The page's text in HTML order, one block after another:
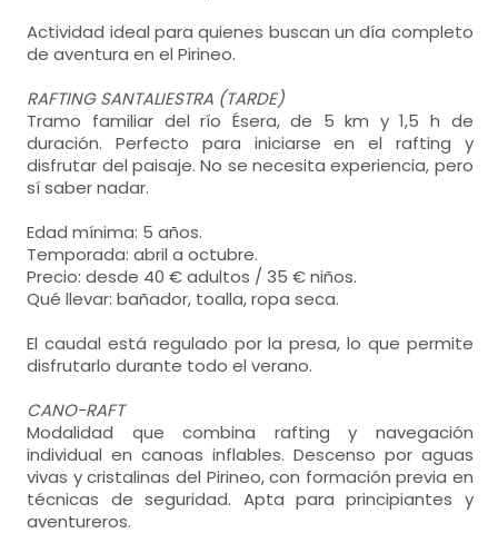
Actividad ideal para quienes buscan un día completo
de aventura en el Pirineo.
RAFTING SANTALIESTRA (TARDE)
Tramo familiar del río Ésera, de 5 km y 1,5 h de
duración. Perfecto para iniciarse en el rafting y
disfrutar del paisaje. No se necesita experiencia, pero
sí saber nadar.
Edad mínima: 5 años.
Temporada: abril a octubre.
Precio: desde 40 € adultos / 35 € niños.
Qué llevar: bañador, toalla, ropa seca.
El caudal está regulado por la presa, lo que permite
disfrutarlo durante todo el verano.
CANO-RAFT
Modalidad que combina rafting y navegación
individual en canoas inflables. Descenso por aguas
vivas y cristalinas del Pirineo, con formación previa en
técnicas de seguridad. Apta para principiantes y
aventureros.